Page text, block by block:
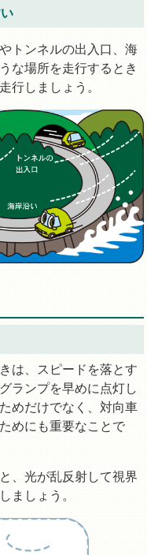
トンネルの出入口、海
な場所を走行するとき
行しましょう。
は、スピードを落とす
ランプを早めに点灯し
めだけでなく、対向車
めにも重要なことで
、光が乱反射して視界
ましょう。